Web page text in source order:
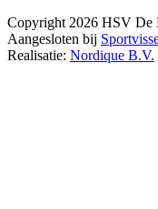
Copyright 2026 HSV De
Aangesloten bij
Realisatie: Nordique B.V.